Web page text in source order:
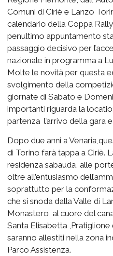
Comuni di Ciriè e Lanzo
calendario della Coppa
penultimo appuntamento
passaggio decisivo per
nazionale in programma a
Molte le novità per questa
svolgimento della
giornate di Sabato e
importanti riguarda la
partenza l’arrivo della gara
Dopo due anni a
di Torino farà tappa a Ciriè.
residenza sabauda, alle
oltre all’entusiasmo
soprattutto per la
che si snoda dalla Valle di
Monastero, al cuore del
Santa Elisabetta ,Pratiglione
saranno allestiti nella zona
Parco Assistenza.